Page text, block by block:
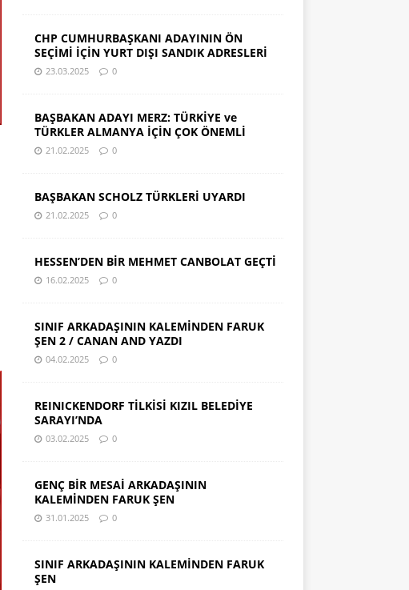
CHP CUMHURBAŞKANI ADAYININ ÖN
SEÇİMİ İÇİN YURT DIŞI SANDIK ADRESLERİ
23.03.2025 0
BAŞBAKAN ADAYI MERZ: TÜRKİYE ve
TÜRKLER ALMANYA İÇİN ÇOK ÖNEMLİ
21.02.2025 0
BAŞBAKAN SCHOLZ TÜRKLERİ UYARDI
21.02.2025 0
HESSEN’DEN BİR MEHMET CANBOLAT GEÇTİ
16.02.2025 0
SINIF ARKADAŞININ KALEMİNDEN FARUK
ŞEN 2 / CANAN AND YAZDI
04.02.2025 0
REINICKENDORF TİLKİSİ KIZIL BELEDİYE
SARAYI’NDA
03.02.2025 0
GENÇ BİR MESAİ ARKADAŞININ
KALEMİNDEN FARUK ŞEN
31.01.2025 0
SINIF ARKADAŞININ KALEMİNDEN FARUK
ŞEN